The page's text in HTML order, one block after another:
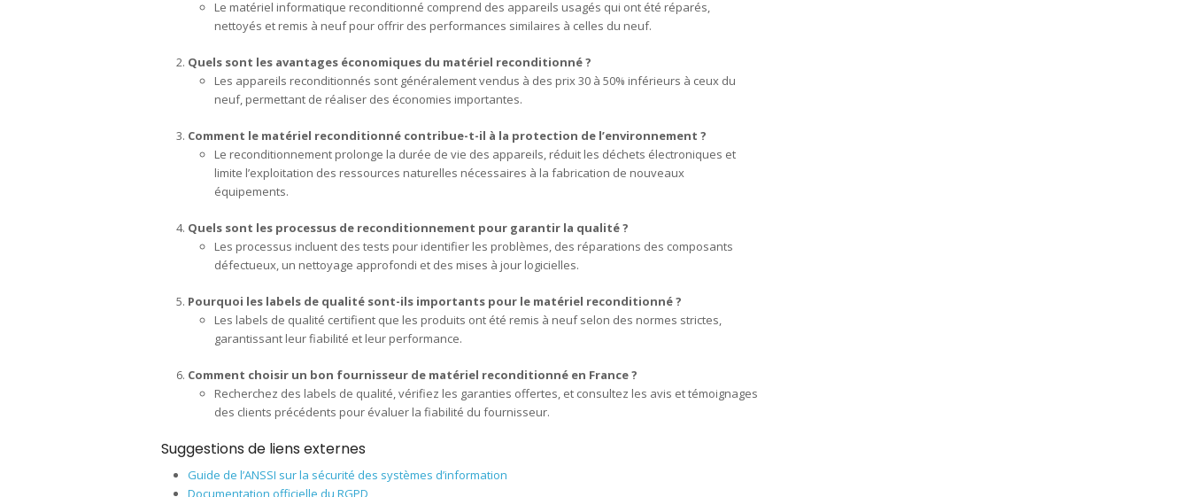
Le matériel informatique reconditionné comprend des appareils usagés qui ont été réparés,
nettoyés et remis à neuf pour offrir des performances similaires à celles du neuf.
Quels sont les avantages économiques du matériel reconditionné ?
Les appareils reconditionnés sont généralement vendus à des prix 30 à 50% inférieurs à ceux du
neuf, permettant de réaliser des économies importantes.
Comment le matériel reconditionné contribue-t-il à la protection de l’environnement ?
Le reconditionnement prolonge la durée de vie des appareils, réduit les déchets électroniques et
limite l’exploitation des ressources naturelles nécessaires à la fabrication de nouveaux
équipements.
Quels sont les processus de reconditionnement pour garantir la qualité ?
Les processus incluent des tests pour identifier les problèmes, des réparations des composants
défectueux, un nettoyage approfondi et des mises à jour logicielles.
Pourquoi les labels de qualité sont-ils importants pour le matériel reconditionné ?
Les labels de qualité certifient que les produits ont été remis à neuf selon des normes strictes,
garantissant leur fiabilité et leur performance.
Comment choisir un bon fournisseur de matériel reconditionné en France ?
Recherchez des labels de qualité, vérifiez les garanties offertes, et consultez les avis et témoignages
des clients précédents pour évaluer la fiabilité du fournisseur.
Suggestions de liens externes
Guide de l’ANSSI sur la sécurité des systèmes d’information
Documentation officielle du RGPD